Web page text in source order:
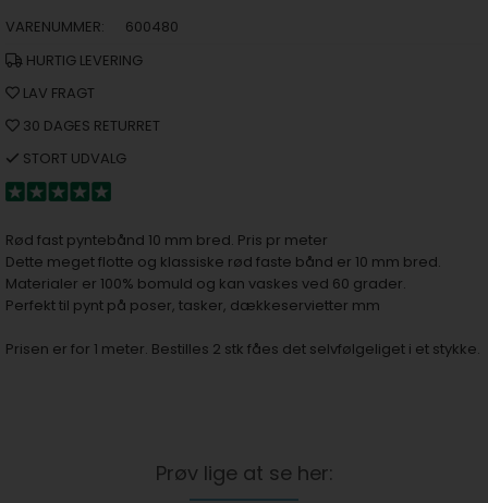
VARENUMMER:
600480
HURTIG LEVERING
LAV FRAGT
30 DAGES RETURRET
STORT UDVALG
Rød fast pyntebånd 10 mm bred. Pris pr meter
Dette meget flotte og klassiske rød faste bånd er 10 mm bred.
Materialer er 100% bomuld og kan vaskes ved 60 grader.
Perfekt til pynt på poser, tasker, dækkeservietter mm
Prisen er for 1 meter. Bestilles 2 stk fåes det selvfølgeliget i et stykke.
Prøv lige at se her: